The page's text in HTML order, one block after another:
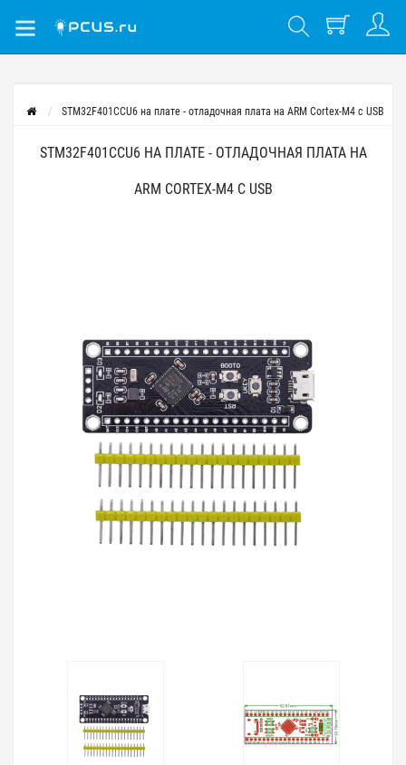
STM32F401CCU6 на плате - отладочная плата на ARM Cortex-M4 с USB
STM32F401CCU6 НА ПЛАТЕ - ОТЛАДОЧНАЯ ПЛАТА НА
ARM CORTEX-M4 С USB